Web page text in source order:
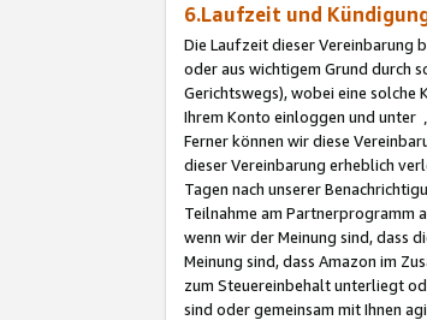
6.Laufzeit und
Die Laufzeit dieser Vereinbarung
oder aus wichtigem Grund durch
Gerichtswegs), wobei eine solche
Ihrem Konto einloggen und unter
Ferner können wir diese
dieser Vereinbarung erheblich
Tagen nach unserer
Teilnahme am Partnerprogramm
wenn wir der Meinung sind, dass
Meinung sind, dass Amazon im
zum Steuereinbehalt unterliegt
sind oder gemeinsam mit Ihnen